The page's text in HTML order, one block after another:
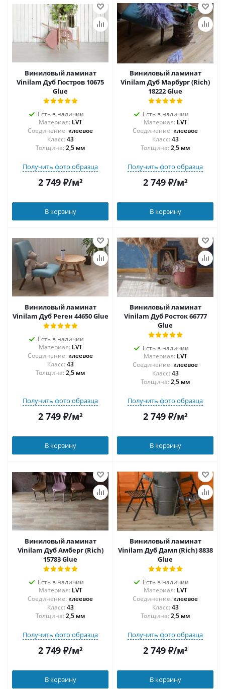
Виниловый ламинат
Vinilam Дуб Гюстров 10675
Glue
Есть в наличии
Материал: LVT
Соединение: клеевое
43
Толщина: 2,5 мм
Получить фото образца
2 749₽/м²
В корзину
Виниловый ламинат
Vinilam Дуб Марбург (Rich)
18222 Glue
Есть в наличии
Материал: LVT
Соединение: клеевое
43
Толщина: 2,5 мм
Получить фото образца
2 749₽/м²
В корзину
Виниловый ламинат
Vinilam Дуб Реген 44650 Glue
Есть в наличии
Материал: LVT
Соединение: клеевое
43
Толщина: 2,5 мм
Получить фото образца
2 749₽/м²
В корзину
Виниловый ламинат
Vinilam Дуб Росток 66777
Glue
Есть в наличии
Материал: LVT
Соединение: клеевое
43
Толщина: 2,5 мм
Получить фото образца
2 749₽/м²
В корзину
Виниловый ламинат
Vinilam Дуб Амберг (Rich)
15783 Glue
Есть в наличии
Материал: LVT
Соединение: клеевое
43
Толщина: 2,5 мм
Получить фото образца
2 749₽/м²
В корзину
Виниловый ламинат
Vinilam Дуб Дамп (Rich) 8838
Glue
Есть в наличии
Материал: LVT
Соединение: клеевое
43
Толщина: 2,5 мм
Получить фото образца
2 749₽/м²
В корзину